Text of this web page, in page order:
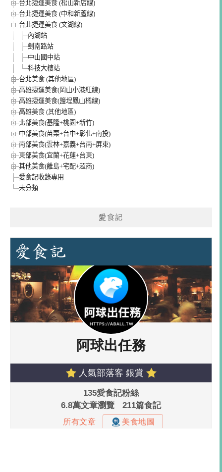
台北捷運美食 (松山新店線)
台北捷運美食 (中和新蘆線)
台北捷運美食 (文湖線)
內湖站
劍南路站
中山國中站
科技大樓站
台北美食 (其他地區)
高雄捷運美食(岡山小港紅線)
高雄捷運美食(鹽埕鳳山橘線)
高雄美食 (其他地區)
北部美食(基隆+桃園+新竹)
中部美食(苗栗+台中+彰化+南投)
南部美食(雲林+嘉義+台南+屏東)
東部美食(宜蘭+花蓮+台東)
其他美食(離島+宅配+超商)
愛食記收錄專用
未分類
愛食記